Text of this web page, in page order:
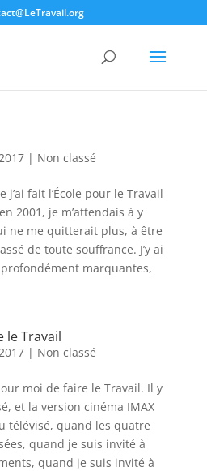
| Non classé
j’ai fait l’École pour le Travail
2001, je m’attendais à y
ne me quitterait plus, à être
de toute souffrance. J’y ai
marquantes,
le Travail
| Non classé
moi de faire le Travail. Il y
et la version cinéma IMAX
télévisé, quand les quatre
quand je suis invité à
quand je suis invité à